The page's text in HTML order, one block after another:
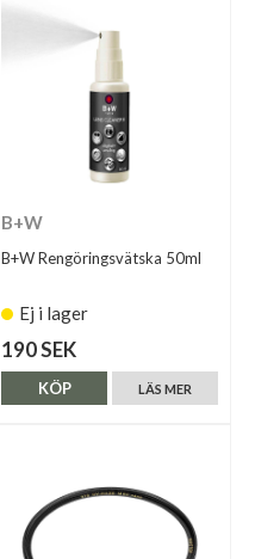
B+W
B+W Rengöringsvätska 50ml
Ej i lager
190 SEK
LÄS MER
KÖP